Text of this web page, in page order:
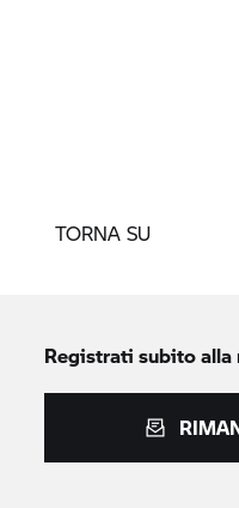
TORNA SU
Registrati subito alla